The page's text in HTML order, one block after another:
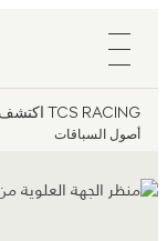
TCS RACING اكتشف جاكوار
أصول السباقات